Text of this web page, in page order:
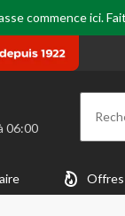
commence ici.
⋅ Ouverture à 06:00
Offres